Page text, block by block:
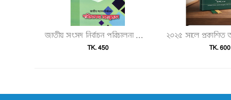
জাতীয় সংসদ নির্বাচন পরিচালনা ম্যানুয়েল"
TK. 450 TK. 600